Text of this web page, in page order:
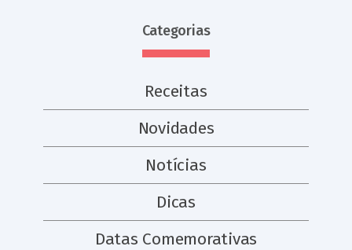
Categorias
Receitas
Novidades
Notícias
Dicas
Datas Comemorativas